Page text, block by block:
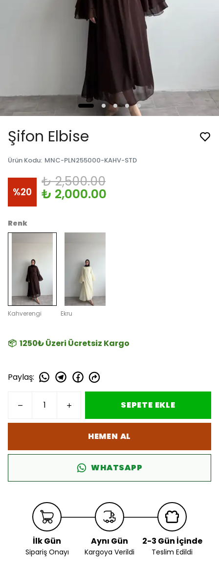
Şifon Elbise
Ürün Kodu: MNC-PLN255000-KAHV-STD
%20
₺ 2,500.00
₺ 2,000.00
Renk
Kahverengi Ekru
📦 1250₺ Üzeri Ücretsiz Kargo
Paylaş:
SEPETE EKLE
HEMEN AL
WHATSAPP
İlk Gün
Sipariş Onayı
Aynı Gün
Kargoya Verildi
2-3 Gün İçinde
Teslim Edildi